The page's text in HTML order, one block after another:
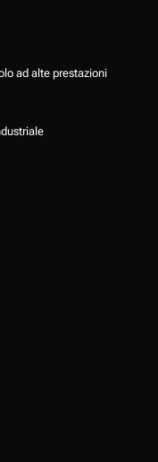
ad alte prestazioni